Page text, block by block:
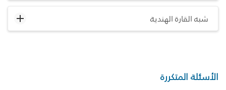
شبه القارة الهندية
الأسئلة المتكررة